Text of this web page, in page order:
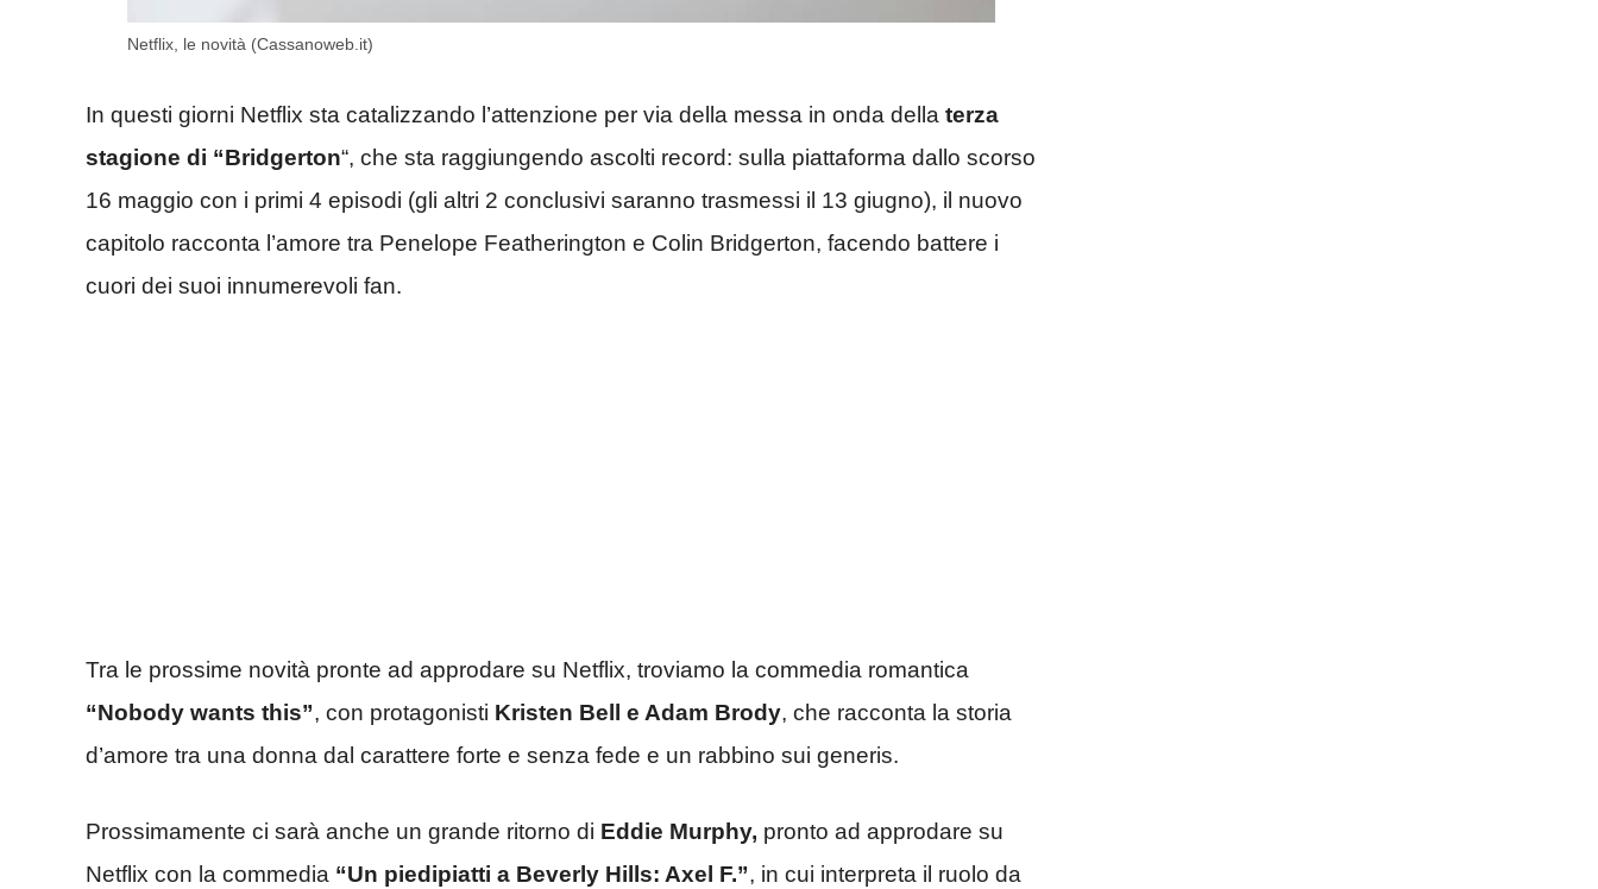
Netflix, le novità (Cassanoweb.it)
In questi giorni Netflix sta catalizzando l’attenzione per via della messa in onda della terza
stagione di “Bridgerton“, che sta raggiungendo ascolti record: sulla piattaforma dallo scorso
16 maggio con i primi 4 episodi (gli altri 2 conclusivi saranno trasmessi il 13 giugno), il nuovo
capitolo racconta l’amore tra Penelope Featherington e Colin Bridgerton, facendo battere i
cuori dei suoi innumerevoli fan.
Tra le prossime novità pronte ad approdare su Netflix, troviamo la commedia romantica
“Nobody wants this”, con protagonisti Kristen Bell e Adam Brody, che racconta la storia
d’amore tra una donna dal carattere forte e senza fede e un rabbino sui generis.
Prossimamente ci sarà anche un grande ritorno di Eddie Murphy, pronto ad approdare su
Netflix con la commedia “Un piedipiatti a Beverly Hills: Axel F.”, in cui interpreta il ruolo da